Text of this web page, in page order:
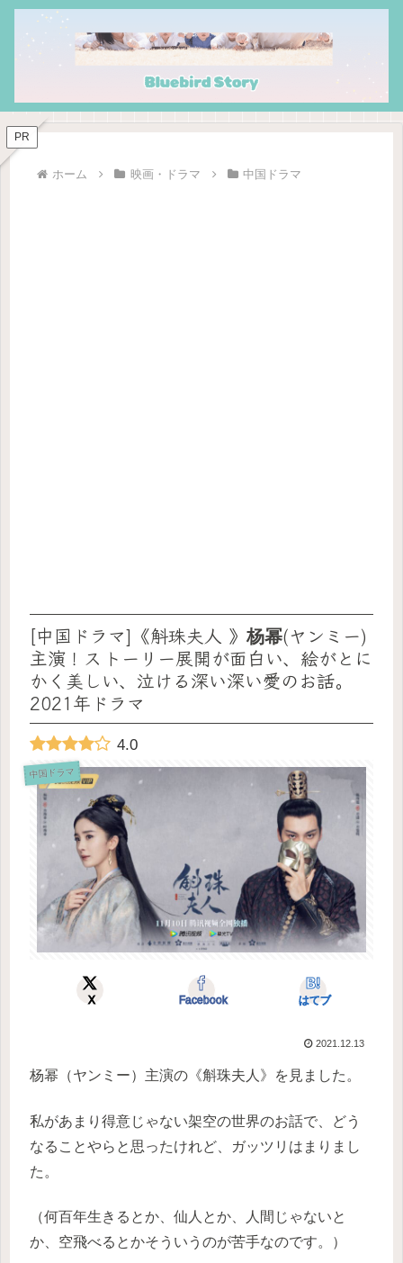
PR
ホーム 映画・ドラマ 中国ドラマ
[中国ドラマ]《斛珠夫人 》杨幂(ヤンミー)
主演！ストーリー展開が面白い、絵がとに
かく美しい、泣ける深い深い愛のお話。
2021年ドラマ
4.0
中国ドラマ
X Facebook はてブ
2021.12.13
杨幂（ヤンミー）主演の《斛珠夫人》を見ました。
私があまり得意じゃない架空の世界のお話で、どう
なることやらと思ったけれど、ガッツリはまりまし
た。
（何百年生きるとか、仙人とか、人間じゃないと
か、空飛べるとかそういうのが苦手なのです。）